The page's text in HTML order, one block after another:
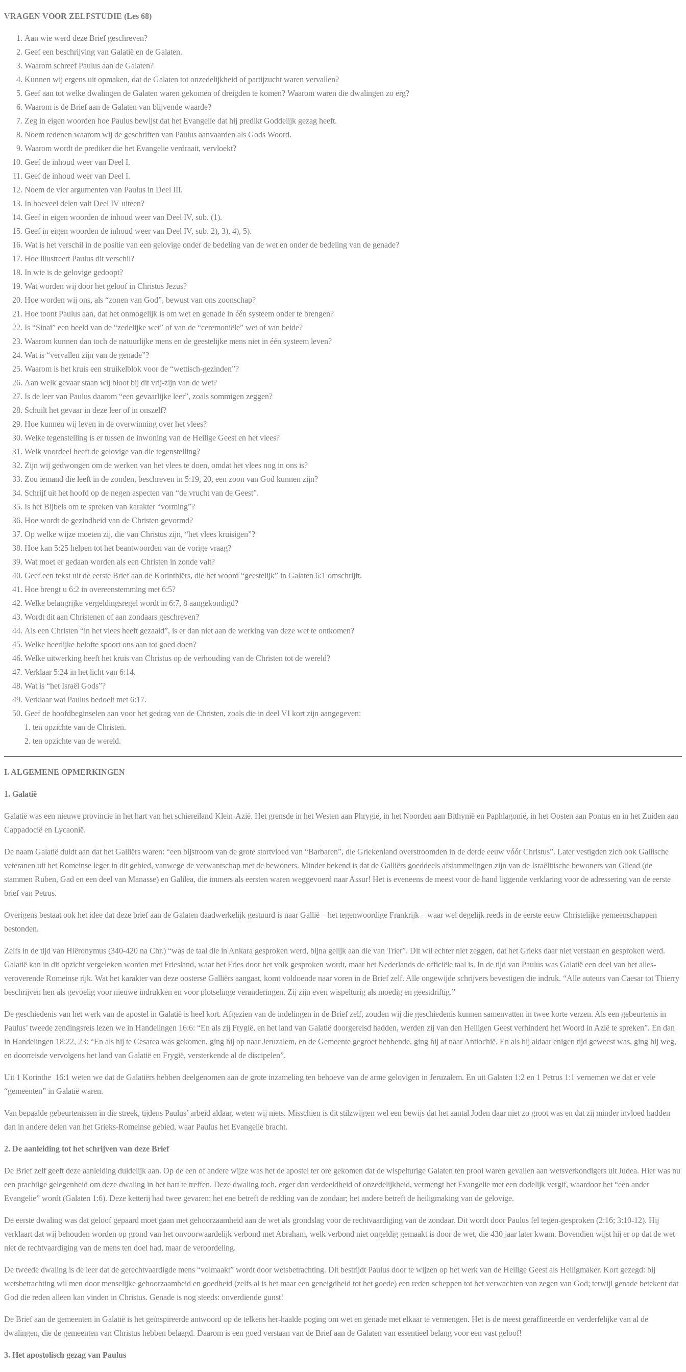
VRAGEN VOOR ZELFSTUDIE (Les 68)
Aan wie werd deze Brief geschreven?
Geef een beschrijving van Galatië en de Galaten.
Waarom schreef Paulus aan de Galaten?
Kunnen wij ergens uit opmaken, dat de Galaten tot onzedelijkheid of partijzucht waren vervallen?
Geef aan tot welke dwalingen de Galaten waren gekomen of dreigden te komen? Waarom waren die dwalingen zo erg?
Waarom is de Brief aan de Galaten van blijvende waarde?
Zeg in eigen woorden hoe Paulus bewijst dat het Evangelie dat hij predikt Goddelijk gezag heeft.
Noem redenen waarom wij de geschriften van Paulus aanvaarden als Gods Woord.
Waarom wordt de prediker die het Evangelie verdraait, vervloekt?
Geef de inhoud weer van Deel I.
Geef de inhoud weer van Deel I.
Noem de vier argumenten van Paulus in Deel III.
In hoeveel delen valt Deel IV uiteen?
Geef in eigen woorden de inhoud weer van Deel IV, sub. (1).
Geef in eigen woorden de inhoud weer van Deel IV, sub. 2), 3), 4), 5).
Wat is het verschil in de positie van een gelovige onder de bedeling van de wet en onder de bedeling van de genade?
Hoe illustreert Paulus dit verschil?
In wie is de gelovige gedoopt?
Wat worden wij door het geloof in Christus Jezus?
Hoe worden wij ons, als “zonen van God”, bewust van ons zoonschap?
Hoe toont Paulus aan, dat het onmogelijk is om wet en genade in één systeem onder te brengen?
Is “Sinaï” een beeld van de “zedelijke wet” of van de “ceremoniële” wet of van beide?
Waarom kunnen dan toch de natuurlijke mens en de geestelijke mens niet in één systeem leven?
Wat is “vervallen zijn van de genade”?
Waarom is het kruis een struikelblok voor de “wettisch-gezinden”?
Aan welk gevaar staan wij bloot bij dit vrij-zijn van de wet?
Is de leer van Paulus daarom “een gevaarlijke leer”, zoals sommigen zeggen?
Schuilt het gevaar in deze leer of in onszelf?
Hoe kunnen wij leven in de overwinning over het vlees?
Welke tegenstelling is er tussen de inwoning van de Heilige Geest en het vlees?
Welk voordeel heeft de gelovige van die tegenstelling?
Zijn wij gedwongen om de werken van het vlees te doen, omdat het vlees nog in ons is?
Zou iemand die leeft in de zonden, beschreven in 5:19, 20, een zoon van God kunnen zijn?
Schrijf uit het hoofd op de negen aspecten van “de vrucht van de Geest”.
Is het Bijbels om te spreken van karakter “vorming”?
Hoe wordt de gezindheid van de Christen gevormd?
Op welke wijze moeten zij, die van Christus zijn, “het vlees kruisigen”?
Hoe kan 5:25 helpen tot het beantwoorden van de vorige vraag?
Wat moet er gedaan worden als een Christen in zonde valt?
Geef een tekst uit de eerste Brief aan de Korinthiërs, die het woord “geestelijk” in Galaten 6:1 omschrijft.
Hoe brengt u 6:2 in overeenstemming met 6:5?
Welke belangrijke vergeldingsregel wordt in 6:7, 8 aangekondigd?
Wordt dit aan Christenen of aan zondaars geschreven?
Als een Christen “in het vlees heeft gezaaid”, is er dan niet aan de werking van deze wet te ontkomen?
Welke heerlijke belofte spoort ons aan tot goed doen?
Welke uitwerking heeft het kruis van Christus op de verhouding van de Christen tot de wereld?
Verklaar 5:24 in het licht van 6:14.
Wat is “het Israël Gods”?
Verklaar wat Paulus bedoelt met 6:17.
Geef de hoofdbeginselen aan voor het gedrag van de Christen, zoals die in deel VI kort zijn aangegeven:
1. ten opzichte van de Christen.
2. ten opzichte van de wereld.
I. ALGEMENE OPMERKINGEN
1. Galatië
Galatië was een nieuwe provincie in het hart van het schiereiland Klein-Azië. Het grensde in het Westen aan Phrygië, in het Noorden aan Bithynië en Paphlagonië, in het Oosten aan Pontus en in het Zuiden aan
Cappadocië en Lycaonië.
De naam Galatië duidt aan dat het Galliërs waren: “een bijstroom van de grote stortvloed van “Barbaren”, die Griekenland overstroomden in de derde eeuw vóór Christus”. Later vestigden zich ook Gallische
veteranen uit het Romeinse leger in dit gebied, vanwege de verwantschap met de bewoners. Minder bekend is dat de Galliërs goeddeels afstammelingen zijn van de Israëlitische bewoners van Gilead (de
stammen Ruben, Gad en een deel van Manasse) en Galilea, die immers als eersten waren weggevoerd naar Assur! Het is eveneens de meest voor de hand liggende verklaring voor de adressering van de eerste
brief van Petrus.
Overigens bestaat ook het idee dat deze brief aan de Galaten daadwerkelijk gestuurd is naar Gallië – het tegenwoordige Frankrijk – waar wel degelijk reeds in de eerste eeuw Christelijke gemeenschappen
bestonden.
Zelfs in de tijd van Hiëronymus (340-420 na Chr.) “was de taal die in Ankara gesproken werd, bijna gelijk aan die van Trier”. Dit wil echter niet zeggen, dat het Grieks daar niet verstaan en gesproken werd.
Galatië kan in dit opzicht vergeleken worden met Friesland, waar het Fries door het volk gesproken wordt, maar het Nederlands de officiële taal is. In de tijd van Paulus was Galatië een deel van het alles-
veroverende Romeinse rijk. Wat het karakter van deze oosterse Galliërs aangaat, komt voldoende naar voren in de Brief zelf. Alle ongewijde schrijvers bevestigen die indruk. “Alle auteurs van Caesar tot Thierry
beschrijven hen als gevoelig voor nieuwe indrukken en voor plotselinge veranderingen. Zij zijn even wispelturig als moedig en geestdriftig.”
De geschiedenis van het werk van de apostel in Galatië is heel kort. Afgezien van de indelingen in de Brief zelf, zouden wij die geschiedenis kunnen samenvatten in twee korte verzen. Als een gebeurtenis in
Paulus’ tweede zendingsreis lezen we in Handelingen 16:6: “En als zij Frygië, en het land van Galatië doorgereisd hadden, werden zij van den Heiligen Geest verhinderd het Woord in Azië te spreken”. En dan
in Handelingen 18:22, 23: “En als hij te Cesarea was gekomen, ging hij op naar Jeruzalem, en de Gemeente gegroet hebbende, ging hij af naar Antiochië. En als hij aldaar enigen tijd geweest was, ging hij weg,
en doorreisde vervolgens het land van Galatië en Frygië, versterkende al de discipelen”.
Uit 1 Korinthe 16:1 weten we dat de Galatiërs hebben deelgenomen aan de grote inzameling ten behoeve van de arme gelovigen in Jeruzalem. En uit Galaten 1:2 en 1 Petrus 1:1 vernemen we dat er vele
“gemeenten” in Galatië waren.
Van bepaalde gebeurtenissen in die streek, tijdens Paulus’ arbeid aldaar, weten wij niets. Misschien is dit stilzwijgen wel een bewijs dat het aantal Joden daar niet zo groot was en dat zij minder invloed hadden
dan in andere delen van het Grieks-Romeinse gebied, waar Paulus het Evangelie bracht.
2. De aanleiding tot het schrijven van deze Brief
De Brief zelf geeft deze aanleiding duidelijk aan. Op de een of andere wijze was het de apostel ter ore gekomen dat de wispelturige Galaten ten prooi waren gevallen aan wetsverkondigers uit Judea. Hier was nu
een prachtige gelegenheid om deze dwaling in het hart te treffen. Deze dwaling toch, erger dan verdeeldheid of onzedelijkheid, vermengt het Evangelie met een dodelijk vergif, waardoor het “een ander
Evangelie” wordt (Galaten 1:6). Deze ketterij had twee gevaren: het ene betreft de redding van de zondaar; het andere betreft de heiligmaking van de gelovige.
De eerste dwaling was dat geloof gepaard moet gaan met gehoorzaamheid aan de wet als grondslag voor de rechtvaardiging van de zondaar. Dit wordt door Paulus fel tegen-gesproken (2:16; 3:10-12). Hij
verklaart dat wij behouden worden op grond van het onvoorwaardelijk verbond met Abraham, welk verbond niet ongeldig gemaakt is door de wet, die 430 jaar later kwam. Bovendien wijst hij er op dat de wet
niet de rechtvaardiging van de mens ten doel had, maar de veroordeling.
De tweede dwaling is de leer dat de gerechtvaardigde mens “volmaakt” wordt door wetsbetrachting. Dit bestrijdt Paulus door te wijzen op het werk van de Heilige Geest als Heiligmaker. Kort gezegd: bij
wetsbetrachting wil men door menselijke gehoorzaamheid en goedheid (zelfs al is het maar een geneigdheid tot het goede) een reden scheppen tot het verwachten van zegen van God; terwijl genade betekent dat
God die reden alleen kan vinden in Christus. Genade is nog steeds: onverdiende gunst!
De Brief aan de gemeenten in Galatië is het geïnspireerde antwoord op de telkens her-haalde poging om wet en genade met elkaar te vermengen. Het is de meest geraffineerde en verderfelijke van al de
dwalingen, die de gemeenten van Christus hebben belaagd. Daarom is een goed verstaan van de Brief aan de Galaten van essentieel belang voor een vast geloof!
3. Het apostolisch gezag van Paulus